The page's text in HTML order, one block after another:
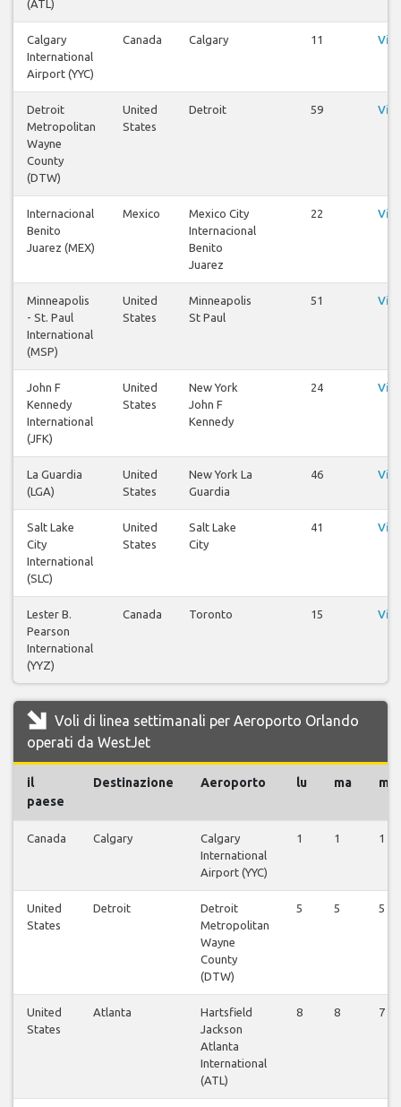
(ATL)
Calgary
International
Airport (YYC)
Canada Calgary 11
Detroit
Metropolitan
Wayne
County
(DTW)
United
States
Detroit 59
Internacional
Benito
Juarez (MEX)
Mexico
Mexico City
Internacional
Benito
Juarez
22
Minneapolis
- St. Paul
International
(MSP)
United
States
Minneapolis
St Paul
51
John F
Kennedy
International
(JFK)
United
States
New York
John F
Kennedy
24
La Guardia
(LGA)
United
States
New York La
Guardia
46
Salt Lake
City
International
(SLC)
United
States
Salt Lake
City
41
Lester B.
Pearson
International
(YYZ)
Canada Toronto 15
Voli di linea settimanali per Aeroporto Orlando
operati da WestJet
il
paese
Destinazione Aeroporto lu ma me
Canada Calgary
Calgary
International
Airport (YYC)
1 1 1
United
States
Detroit
Detroit
Metropolitan
Wayne
County
(DTW)
5 5 5
United
States
Atlanta
Hartsfield
Jackson
Atlanta
International
(ATL)
8 8 7